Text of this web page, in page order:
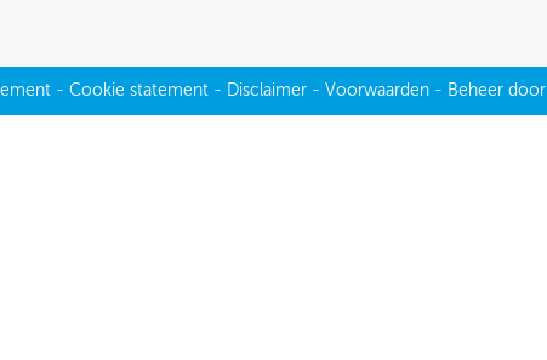
- Cookie statement- Disclaimer- Voorwaarden - Beheer door